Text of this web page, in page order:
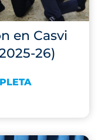
en Casvi
26)